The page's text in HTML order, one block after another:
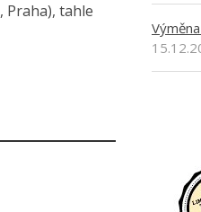
, Praha), tahle